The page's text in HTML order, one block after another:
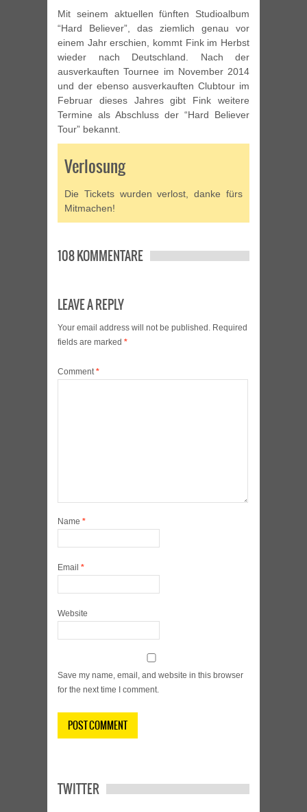
Mit seinem aktuellen fünften Studioalbum
“Hard Believer”, das ziemlich genau vor
einem Jahr erschien, kommt Fink im Herbst
wieder nach Deutschland. Nach der
ausverkauften Tournee im November 2014
und der ebenso ausverkauften Clubtour im
Februar dieses Jahres gibt Fink weitere
Termine als Abschluss der “Hard Believer
Tour” bekannt.
Verlosung
Die Tickets wurden verlost, danke fürs
Mitmachen!
108 KOMMENTARE
LEAVE A REPLY
Your email address will not be published. Required
fields are marked *
Comment*
Name *
Email *
Website
Save my name, email, and website in this browser
for the next time I comment.
TWITTER